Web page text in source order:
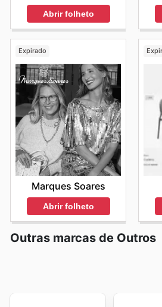
Abrir folheto
Expirado
Marques Soares
Abrir folheto
Outras marcas de Outros